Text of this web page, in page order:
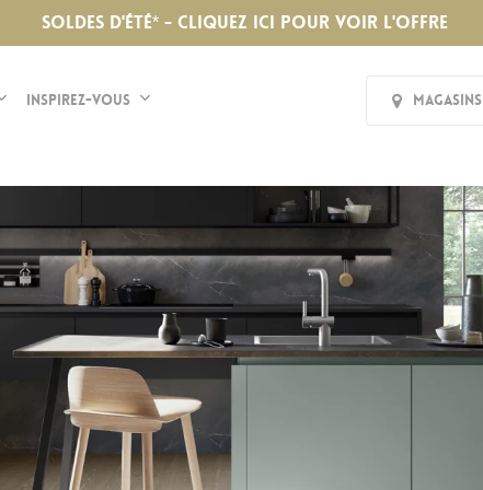
SOLDES D'ÉTÉ* - CLIQUEZ ICI POUR VOIR L'OFFRE
Inspirez-vous Magasins